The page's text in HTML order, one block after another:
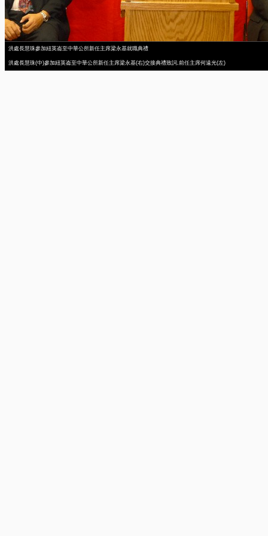
洪處長慧珠參加紐英崙至中華公所新任主席梁永基就職典禮
洪處長慧珠(中)參加紐英崙至中華公所新任主席梁永基(右)交接典禮致詞,前任主席何遠光(左)